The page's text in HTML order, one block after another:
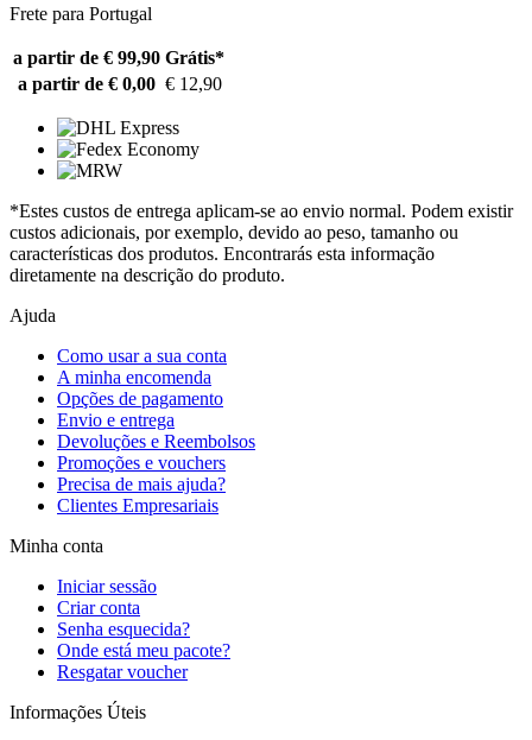
Frete para Portugal
a partir de € 99,90 Grátis*
a partir de € 0,00 € 12,90
*Estes custos de entrega aplicam-se ao envio normal. Podem existir
custos adicionais, por exemplo, devido ao peso, tamanho ou
características dos produtos. Encontrarás esta informação
diretamente na descrição do produto.
Ajuda
Como usar a sua conta
A minha encomenda
Opções de pagamento
Envio e entrega
Devoluções e Reembolsos
Promoções e vouchers
Precisa de mais ajuda?
Clientes Empresariais
Minha conta
Iniciar sessão
Criar conta
Senha esquecida?
Onde está meu pacote?
Resgatar voucher
Informações Úteis